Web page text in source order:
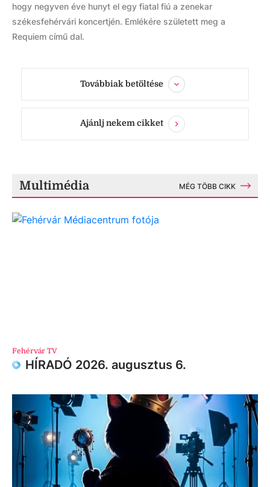
hogy negyven éve hunyt el egy fiatal fiú a zenekar
székesfehérvári koncertjén. Emlékére született meg a
Requiem című dal.
Továbbiak betöltése
Ajánlj nekem cikket
Multimédia MÉG TÖBB CIKK
Fehérvár TV
HÍRADÓ 2026. augusztus 6.